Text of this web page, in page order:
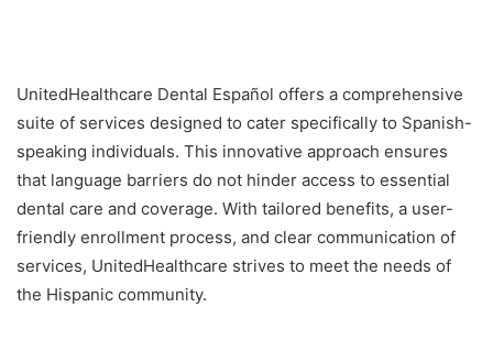
UnitedHealthcare Dental Español offers a comprehensive
suite of services designed to cater specifically to Spanish-
speaking individuals. This innovative approach ensures
that language barriers do not hinder access to essential
dental care and coverage. With tailored benefits, a user-
friendly enrollment process, and clear communication of
services, UnitedHealthcare strives to meet the needs of
the Hispanic community.